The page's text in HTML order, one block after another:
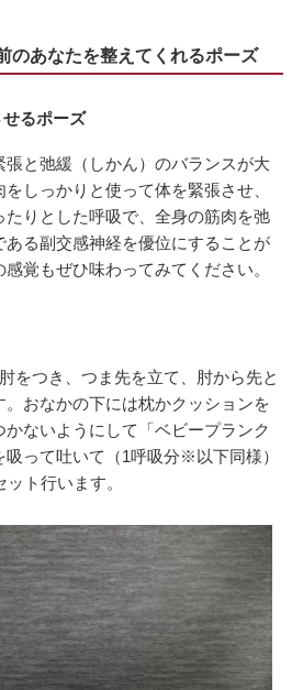
のあなたを整えてくれるポーズ
るポーズ
張と弛緩（しかん）のバランスが大
しっかりと使って体を緊張させ、
りとした呼吸で、全身の筋肉を弛
る副交感神経を優位にすることが
覚もぜひ味わってみてください。
をつき、つま先を立て、肘から先と
おなかの下には枕かクッションを
かないようにして「ベビープランク
って吐いて（1呼吸分※以下同様）
ト行います。